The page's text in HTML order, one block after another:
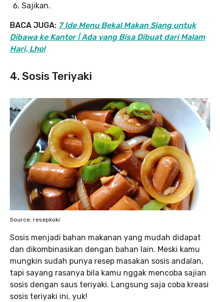
Sajikan.
BACA JUGA: 7 Ide Menu Bekal Makan Siang untuk
Dibawa ke Kantor | Ada yang Bisa Dibuat dari Malam
Hari, Lho!
4. Sosis Teriyaki
Source: resepkoki
Sosis menjadi bahan makanan yang mudah didapat
dan dikombinasikan dengan bahan lain. Meski kamu
mungkin sudah punya resep masakan sosis andalan,
tapi sayang rasanya bila kamu nggak mencoba sajian
sosis dengan saus teriyaki. Langsung saja coba kreasi
sosis teriyaki ini, yuk!